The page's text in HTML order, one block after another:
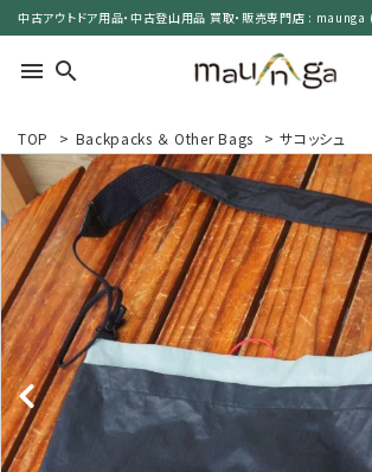
中古アウトドア用品・中古登山用品 買取・販売専門店 : maunga
menu search
search
カテゴリーで選ぶ
サイズで選ぶ
特集で選ぶ
価格で選ぶ
TOP > Backpacks ＆ Other Bags > サコッシュ